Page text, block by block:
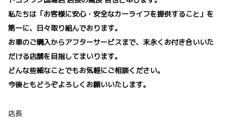
私たちは「お客様に安心・安全なカーライフを提供すること」を
第一に、日々取り組んでおります。
お車のご購入からアフターサービスまで、末永くお付き合いいた
だける店舗を目指してまいります。
どんな些細なことでもお気軽にご相談ください。
今後ともどうぞよろしくお願いいたします。
店長